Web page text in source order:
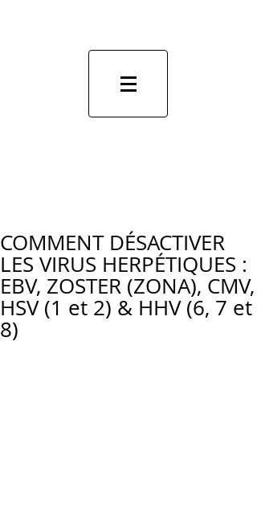
COMMENT DÉSACTIVER
LES VIRUS HERPÉTIQUES :
EBV, ZOSTER (ZONA), CMV,
HSV (1 et 2) & HHV (6, 7 et
8)